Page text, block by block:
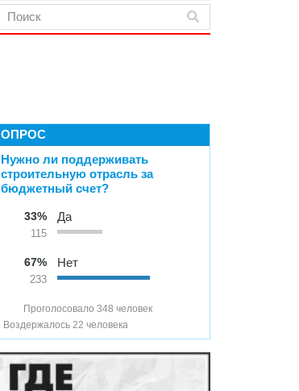
ОПРОС
Нужно ли поддерживать
строительную отрасль за
бюджетный счет?
33%
115
Да
67%
233
Нет
Проголосовало 348 человек
Воздержалось 22 человека